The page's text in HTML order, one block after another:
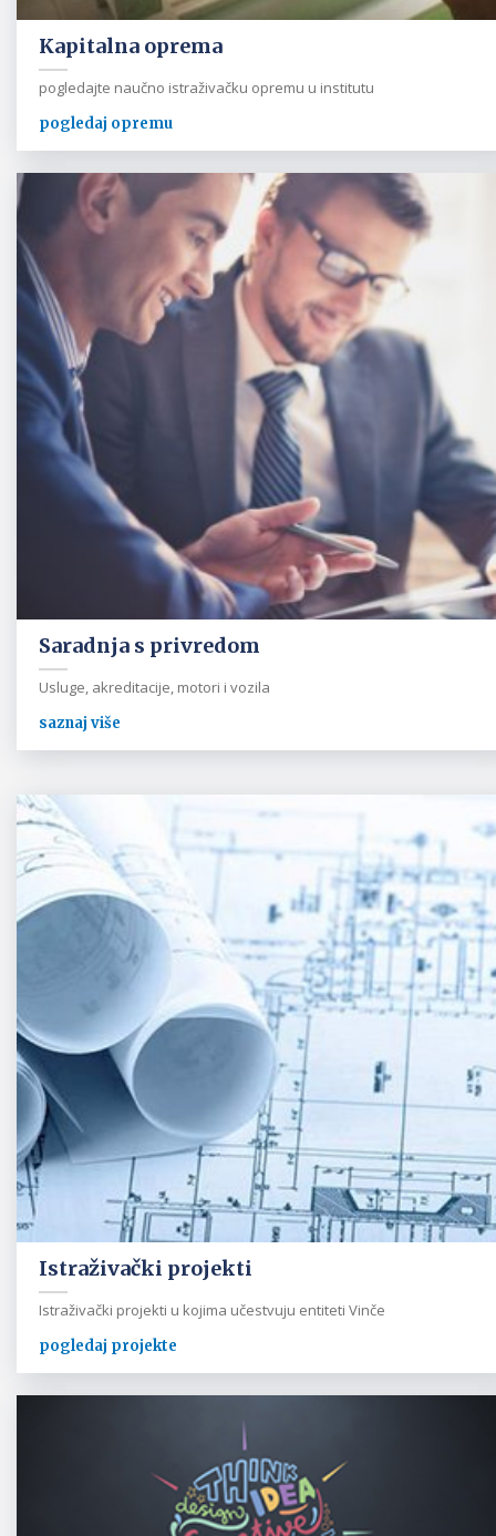
Kapitalna oprema
pogledajte naučno istraživačku opremu u institutu
pogledaj opremu
Saradnja s privredom
Usluge, akreditacije, motori i vozila
saznaj više
Istraživački projekti
Istraživački projekti u kojima učestvuju entiteti Vinče
pogledaj projekte